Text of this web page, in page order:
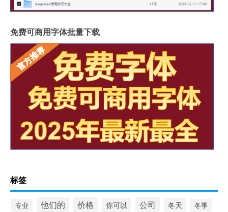
免费可商用字体批量下载
标签
专业 他们的 价格 你可以 公司 冬天 冬季